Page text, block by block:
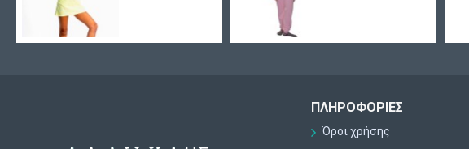
ΠΛΗΡΟΦΟΡΊΕΣ
Όροι χρήσης